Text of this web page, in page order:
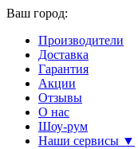
Ваш город:
Производители
Доставка
Гарантия
Акции
Отзывы
О нас
Шоу-рум
Наши сервисы ▼